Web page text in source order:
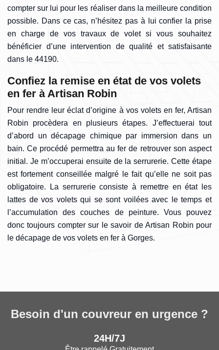
compter sur lui pour les réaliser dans la meilleure condition
possible. Dans ce cas, n’hésitez pas à lui confier la prise
en charge de vos travaux de volet si vous souhaitez
bénéficier d’une intervention de qualité et satisfaisante
dans le 44190.
Confiez la remise en état de vos volets
en fer à Artisan Robin
Pour rendre leur éclat d’origine à vos volets en fer, Artisan
Robin procèdera en plusieurs étapes. J’effectuerai tout
d’abord un décapage chimique par immersion dans un
bain. Ce procédé permettra au fer de retrouver son aspect
initial. Je m’occuperai ensuite de la serrurerie. Cette étape
est fortement conseillée malgré le fait qu’elle ne soit pas
obligatoire. La serrurerie consiste à remettre en état les
lattes de vos volets qui se sont voilées avec le temps et
l’accumulation des couches de peinture. Vous pouvez
donc toujours compter sur le savoir de Artisan Robin pour
le décapage de vos volets en fer à Gorges.
Besoin d'un couvreur en urgence ?
24H/7J